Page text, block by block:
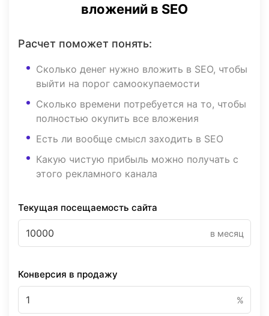
вложений в SEO
Расчет поможет понять:
Сколько денег нужно вложить в SEO, чтобы
выйти на порог самоокупаемости
Сколько времени потребуется на то, чтобы
полностью окупить все вложения
Есть ли вообще смысл заходить в SEO
Какую чистую прибыль можно получать с
этого рекламного канала
Текущая посещаемость сайта
в месяц
Конверсия в продажу
%